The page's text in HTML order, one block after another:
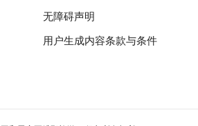
无障碍声明
用户生成内容条款与条件